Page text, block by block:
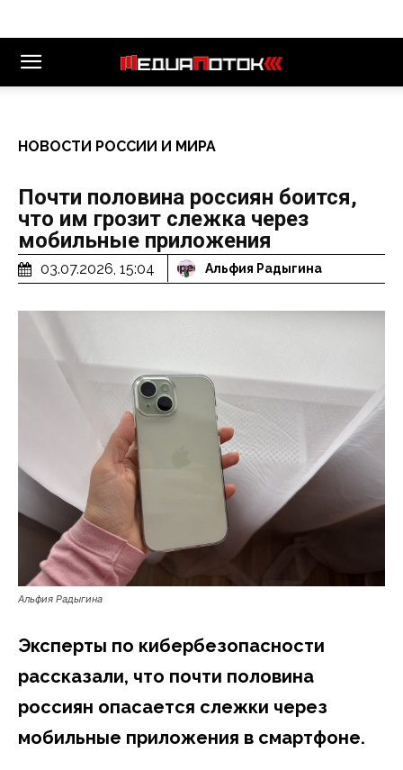
НОВОСТИ РОССИИ И МИРА
Почти половина россиян боится,
что им грозит слежка через
мобильные приложения
03.07.2026, 15:04 Альфия Радыгина
Альфия Радыгина
Эксперты по кибербезопасности
рассказали, что почти половина
россиян опасается слежки через
мобильные приложения в смартфоне.